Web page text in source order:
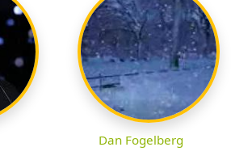
Dan Fogelberg